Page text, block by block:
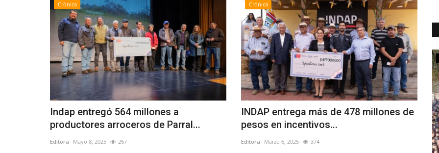
Crónica
Indap entregó 564 millones a
productores arroceros de Parral...
Editora Mayo 8, 2025 267
Crónica
INDAP entrega más de 478 millones de
pesos en incentivos...
Editora Marzo 6, 2025 374
Crónica Espectáculos